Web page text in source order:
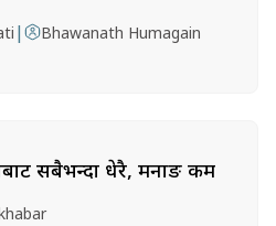
| Bhawanath Humagain
सबैभन्दा धेरै, मनाङ कम